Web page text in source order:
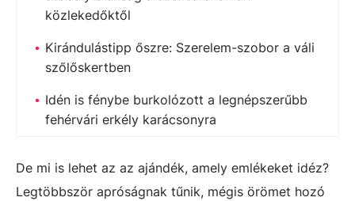
közlekedőktől
Kirándulástipp őszre: Szerelem-szobor a váli
szőlőskertben
Idén is fénybe burkolózott a legnépszerűbb
fehérvári erkély karácsonyra
De mi is lehet az az ajándék, amely emlékeket idéz?
Legtöbbször apróságnak tűnik, mégis örömet hozó